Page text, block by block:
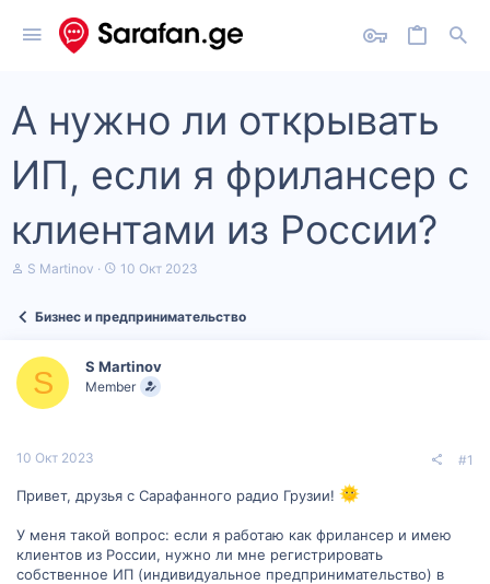
А нужно ли открывать
ИП, если я фрилансер с
клиентами из России?
А
т
м
ы
S Martinov
Д
а
ч
а
10 Окт 2023
Бизнес и предпринимательство
S S Martinov
Member
10 Окт 2023 #1
Привет, друзья с Сарафанного радио Грузии!
У меня такой вопрос: если я работаю как фрилансер и имею
клиентов из России, нужно ли мне регистрировать
собственное ИП (индивидуальное предпринимательство) в